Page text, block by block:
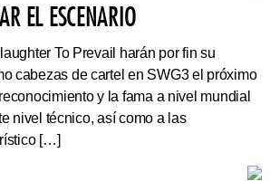
EL ESCENARIO
To Prevail harán por fin su
cabezas de cartel en SWG3 el próximo
y la fama a nivel mundial
nivel técnico, así como a las
[…]